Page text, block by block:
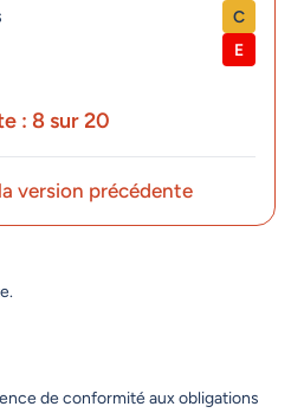
C
E
: 8 sur 20
version précédente
de conformité aux obligations